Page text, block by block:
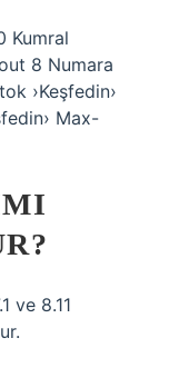
Kumral
8 Numara
›Keşfedin›
Max-
ve 8.11